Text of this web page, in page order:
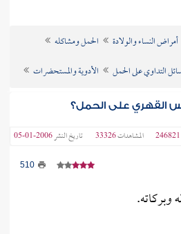
أمراض النساء والولادة
الحمل ومشاكله
التداوي على الحمل الأدوية والمستحضرات
القهري على الحمل؟
246821 المشاهدات33326 تاريخ النشر2006-01-05
510
وبركاته.